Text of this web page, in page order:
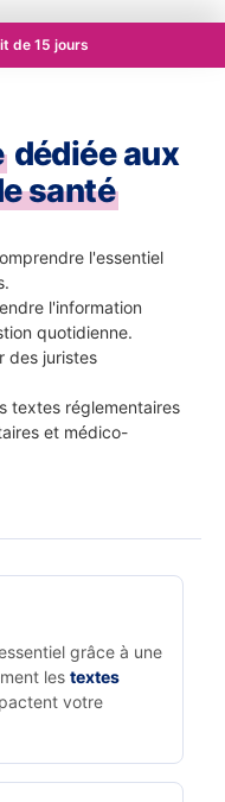
de 15 jours
dédiée aux
santé
l'essentiel
l'information
quotidienne.
des juristes
textes réglementaires
et médico-
grâce à une
les textes
votre